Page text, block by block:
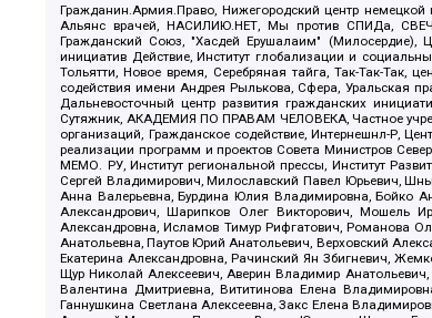
Гражданин.Армия.Право, Нижегородский центр немецкой
Альянс врачей, НАСИЛИЮ.НЕТ, Мы против СПИДа, СВЕЧА,
Гражданский Союз, "Хасдей Ерушалаим" (Милосердие),
инициатив Действие, Институт глобализации и
Тольятти, Новое время, Серебряная тайга, Так-Так-Так,
содействия имени Андрея Рылькова, Сфера, Уральская
Дальневосточный центр развития гражданских
Сутяжник, АКАДЕМИЯ ПО ПРАВАМ ЧЕЛОВЕКА, Частное
организаций, Гражданское содействие, Интернешнл-Р,
реализации программ и проектов Совета Министров
МЕМО. РУ, Институт региональной прессы, Институт
Сергей Владимирович, Милославский Павел Юрьевич,
Анна Валерьевна, Бурдина Юлия Владимировна, Бойко
Александрович, Шарипков Олег Викторович, Мошель
Александровна, Исламов Тимур Рифгатович, Романова
Анатольевна, Паутов Юрий Анатольевич, Верховский
Екатерина Александровна, Рачинский Ян Збигневич,
Щур Николай Алексеевич, Аверин Владимир
Валентина Дмитриевна, Вититинова Елена
Ганнушкина Светлана Алексеевна, Закс Елена